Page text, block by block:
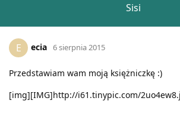
Sisi
E ecia 6 sierpnia 2015
Przedstawiam wam moją księżniczkę :)
[img][IMG]http://i61.tinypic.com/